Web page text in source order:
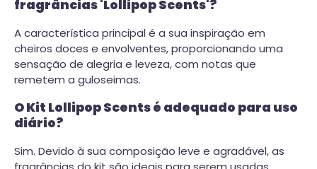
fragrâncias 'Lollipop Scents'?
A característica principal é a sua inspiração em
cheiros doces e envolventes, proporcionando uma
sensação de alegria e leveza, com notas que
remetem a guloseimas.
O Kit Lollipop Scents é adequado para uso
diário?
Sim. Devido à sua composição leve e agradável, as